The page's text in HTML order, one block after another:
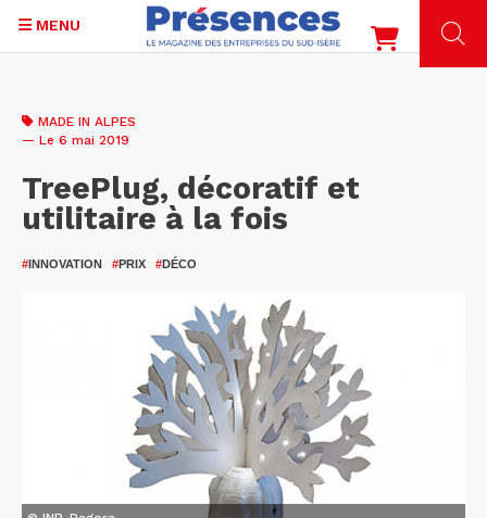
contenu
MENU
MADE IN ALPES
— Le 6 mai 2019
TreePlug, décoratif et
utilitaire à la fois
#INNOVATION #PRIX #DÉCO